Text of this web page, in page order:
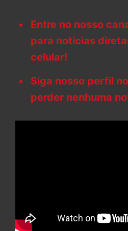
Entre no nosso
para notícias
celular!
Siga nosso perfil
perder nenhuma